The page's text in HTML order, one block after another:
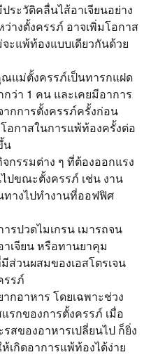
ระวัติคลื่นไส้อาเจียนอย่าง
างตั้งครรภ์ อาจเพิ่มโอกาส
ะแพ้ท้องแบบเดียวกันด้วย
แม่ตั้งครรภ์เป็นทารกแฝด
ว่า 1 คน และเคยมีอาการ
ากการตั้งครรภ์ครั้งก่อน
อกาสในการแพ้ท้องครั้งต่อ
น
กรรมต่าง ๆ ที่ต้องออกแรง
ไปขณะตั้งครรภ์ เช่น งาน
ทางไปทำงานที่ออฟฟิศ
รปวดไมเกรน เมารถจน
เจียน หรือทานยาคุม
ส่วนผสมของเอสโตรเจน
รรภ์
กอาหาร โดยเฉพาะช่วง
รกของการตั้งครรภ์ เมื่อ
สของอาหารเปลี่ยนไป ก็ยิ่ง
เกิดอาการแพ้ท้องได้ง่าย